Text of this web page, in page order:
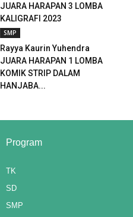
JUARA HARAPAN 3 LOMBA
KALIGRAFI 2023
SMP
Rayya Kaurin Yuhendra
JUARA HARAPAN 1 LOMBA
KOMIK STRIP DALAM
HANJABA...
Program
TK
SD
SMP